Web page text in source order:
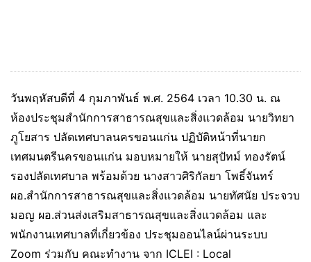
วันพฤหัสบดีที่ 4 กุมภาพันธ์ พ.ศ. 2564 เวลา 10.30 น. ณ
ห้องประชุมสำนักการสาธารณสุขและสิ่งแวดล้อม นายวิทยา
ภูโยสาร ปลัดเทศบาลนครขอนแก่น ปฏิบัติหน้าที่นายก
เทศมนตรีนครขอนแก่น มอบหมายให้ นายสุปัทม์ ทองรัตน์
รองปลัดเทศบาล พร้อมด้วย นางสาวศิริกัลยา โพธิ์จันทร์
ผอ.สำนักการสาธารณสุขและสิ่งแวดล้อม นายทัศนัย ประจวบ
มอญ ผอ.ส่วนส่งเสริมสาธารณสุขและสิ่งแวดล้อม และ
พนักงานเทศบาลที่เกี่ยวข้อง ประชุมออนไลน์ผ่านระบบ
Zoom ร่วมกับ คณะทำงาน จาก ICLEI : Local